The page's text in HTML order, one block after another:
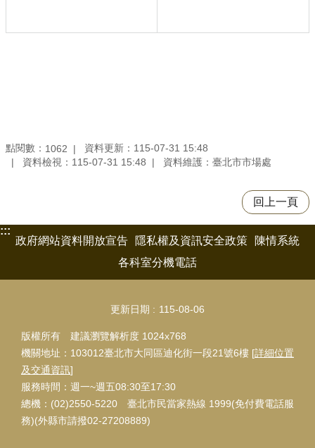
點閱數： 1062
資料更新：115-07-31 15:48
資料檢視：115-07-31 15:48
資料維護：臺北市市場處
回上一頁
:::
政府網站資料開放宣告
隱私權及資訊安全政策
陳情系統
各科室分機電話
更新日期 115-08-06
版權所有 建議瀏覽解析度 1024x768
機關地址：103012臺北市大同區迪化街一段21號6樓 [詳細位置
及交通資訊]
服務時間：週一~週五08:30至17:30
總機：(02)2550-5220 臺北市民當家熱線 1999(免付費電話服
務)(外縣市請撥02-27208889)